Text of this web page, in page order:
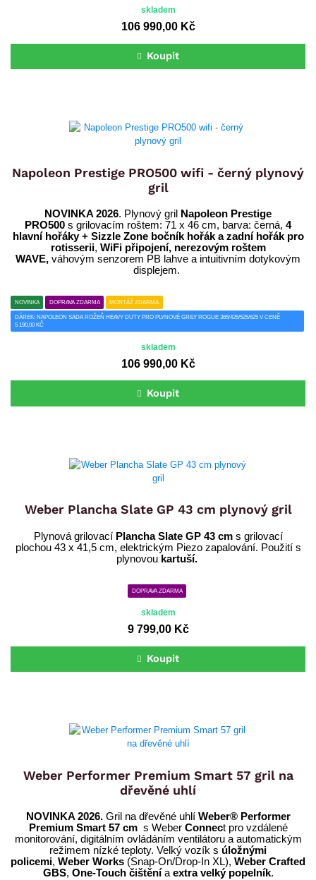
skladem
106 990,00 Kč
Koupit
Napoleon Prestige PRO500 wifi - černý plynový
gril
NOVINKA 2026. Plynový gril Napoleon Prestige
PRO500 s grilovacím roštem: 71 x 46 cm, barva: černá, 4
hlavní hořáky + Sizzle Zone bočník hořák a zadní hořák pro
rotisserii, WiFi připojení,nerezovým roštem
WAVE, váhovým senzorem PB lahve a intuitivním dotykovým
displejem.
NOVINKA DOPRAVA ZDARMA MONTÁŽ ZDARMA
DÁREK: NAPOLEON SADA ROŽEŇ HEAVY DUTY PRO PLYNOVÉ GRILY ROGUE 365/425/525/625 V CENĚ
5 190,00 KČ
skladem
106 990,00 Kč
Koupit
Weber Plancha Slate GP 43 cm plynový gril
Plynová grilovacíPlancha Slate GP 43 cms grilovací
plochou 43 x 41,5 cm, elektrickým Piezo zapalování. Použití s
plynovoukartuší.
DOPRAVA ZDARMA
skladem
9 799,00 Kč
Koupit
Weber Performer Premium Smart 57 gril na
dřevěné uhlí
NOVINKA 2026. Gril na dřevěné uhlíWeber® Performer
Premium Smart 57 cm s WeberConnect pro vzdálené
monitorování, digitálním ovládáním ventilátoru a automatickým
režimem nízké teploty. Velký vozík s úložnými
policemi, Weber Works (Snap-On/Drop-In XL), Weber Crafted
GBS, One-Touch čištěnía extra velký popelník.